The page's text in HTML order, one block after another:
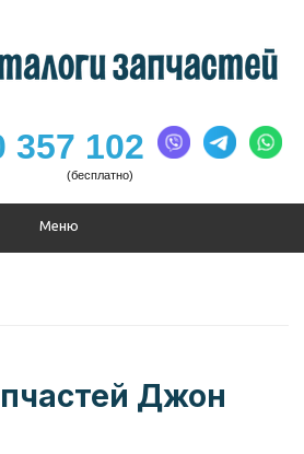
357 102
(бесплатно)
Меню
Джон